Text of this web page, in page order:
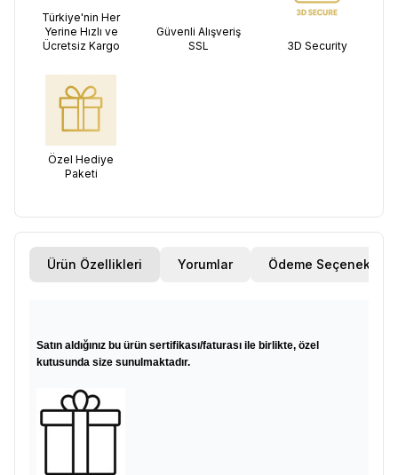
Türkiye'nin Her
Yerine Hızlı ve
Ücretsiz Kargo
Güvenli Alışveriş
SSL
3D Security
Özel Hediye
Paketi
Ürün Özellikleri Yorumlar Ödeme Seçenekleri
Satın aldığınız bu ürün sertifikası/faturası ile birlikte, özel
kutusunda size sunulmaktadır.